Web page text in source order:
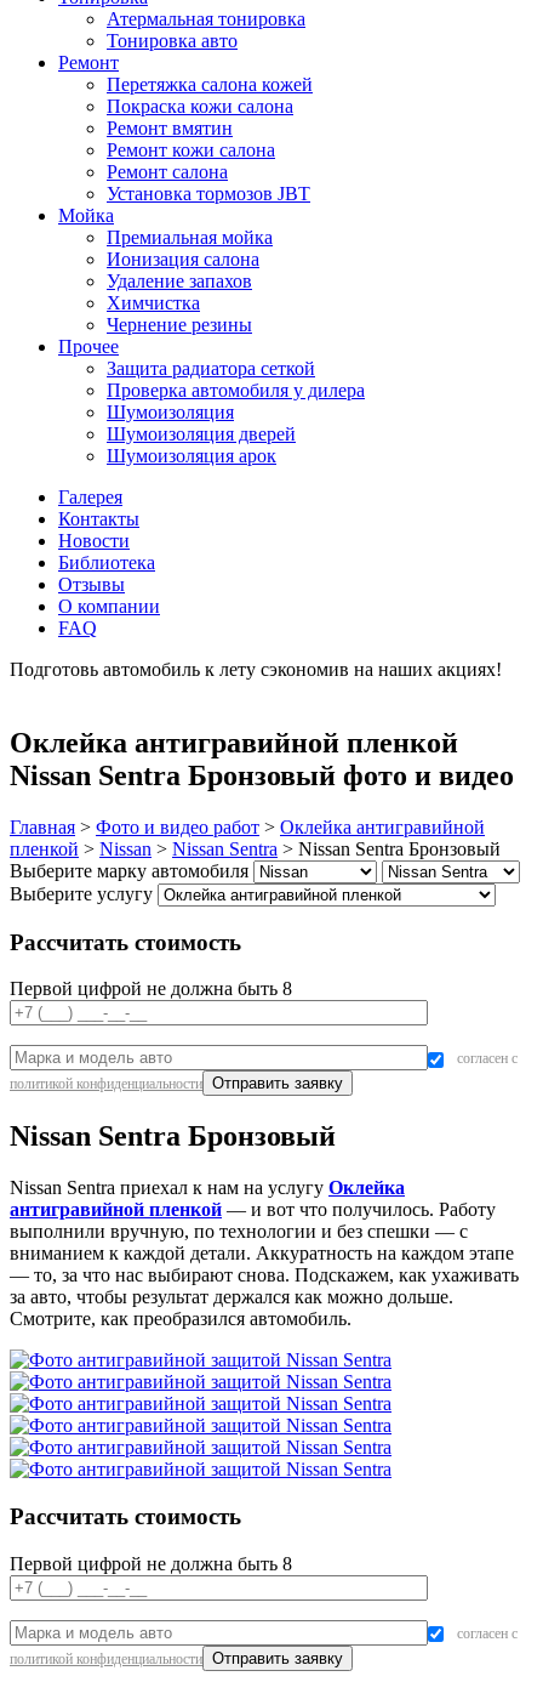
Атермальная тонировка
Тонировка авто
Ремонт
Перетяжка салона кожей
Покраска кожи салона
Ремонт вмятин
Ремонт кожи салона
Ремонт салона
Установка тормозов JBT
Мойка
Премиальная мойка
Ионизация салона
Удаление запахов
Химчистка
Чернение резины
Прочее
Защита радиатора сеткой
Проверка автомобиля у дилера
Шумоизоляция
Шумоизоляция дверей
Шумоизоляция арок
Галерея
Контакты
Новости
Библиотека
Отзывы
О компании
FAQ
Подготовь автомобиль к лету сэкономив на наших акциях!
Оклейка антигравийной пленкой
Nissan Sentra Бронзовый фото и видео
Главная > Фото и видео работ > Оклейка антигравийной
пленкой > Nissan > Nissan Sentra > Nissan Sentra Бронзовый
Выберите марку автомобиля
Выберите услугу
Рассчитать стоимость
Первой цифрой не должна быть 8
согласен с
политикой конфиденциальности
Nissan Sentra Бронзовый
Nissan Sentra приехал к нам на услугу Оклейка
антигравийной пленкой — и вот что получилось. Работу
выполнили вручную, по технологии и без спешки — с
вниманием к каждой детали. Аккуратность на каждом этапе
— то, за что нас выбирают снова. Подскажем, как ухаживать
за авто, чтобы результат держался как можно дольше.
Смотрите, как преобразился автомобиль.
Рассчитать стоимость
Первой цифрой не должна быть 8
согласен с
политикой конфиденциальности